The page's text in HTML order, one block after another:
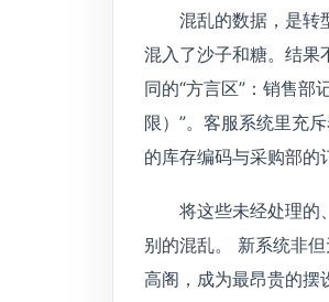
混乱的数据，是转
混入了沙子和糖。结果
同的“方言区”：销售部
限）”。客服系统里充
的库存编码与采购部的
将这些未经处理的
别的混乱。 新系统非
高阁，成为最昂贵的摆